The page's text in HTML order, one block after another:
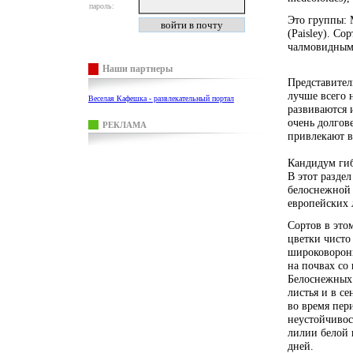
пароль:
Наши партнеры
Веселая Кафешка - развлекательный портал
РЕКЛАМА
Это группы:
(Paisley).
лучше всего
развиваются
очень
привлекают
Кандидум
В этот
европейских
Сортов в
цветки
на почвах
Белоснежных
листья и в
во время
лилии белой
дней.